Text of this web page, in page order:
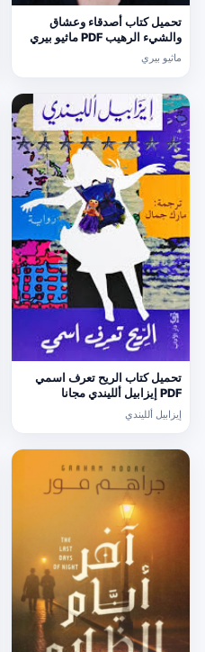
تحميل كتاب أصدقاء وعشاق
والشيء الرهيب PDF ماثيو بيري
مجانا برابط مباشر
ماثيو بيري
تحميل كتاب الريح تعرف اسمي
PDF إيزابيل ألليندي مجانا
إيزابيل ألليندي